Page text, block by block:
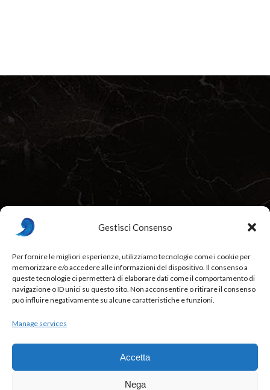
Gestisci Consenso
Per fornire le migliori esperienze, utilizziamo tecnologie come i cookie per
memorizzare e/o accedere alle informazioni del dispositivo. Il consenso a
queste tecnologie ci permetterà di elaborare dati come il comportamento di
navigazione o ID unici su questo sito. Non acconsentire o ritirare il consenso
può influire negativamente su alcune caratteristiche e funzioni.
Manage services
Accetta
Nega
Beurré Restaurant & Fine Dining, Bordeaux, France
88841 - Italy,012 34 567,beurre@example.com